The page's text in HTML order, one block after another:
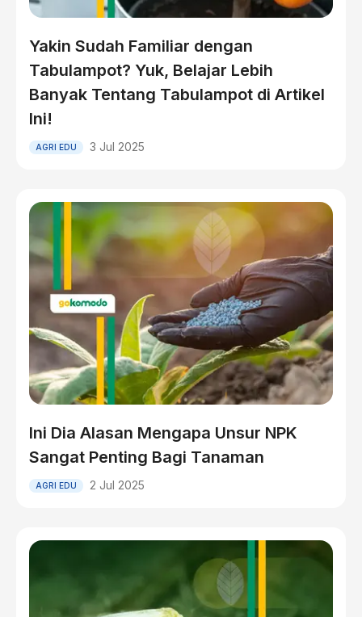
Yakin Sudah Familiar dengan
Tabulampot? Yuk, Belajar Lebih
Banyak Tentang Tabulampot di Artikel
Ini!
AGRI EDU 3 Jul 2025
Ini Dia Alasan Mengapa Unsur NPK
Sangat Penting Bagi Tanaman
AGRI EDU 2 Jul 2025